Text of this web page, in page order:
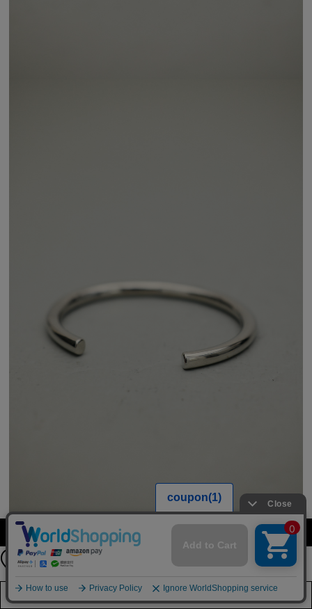
カラーを選択する（フリーサイズ）
店舗在庫を見る
【期間限定】
新規会員登録キャンペーン開催！
8月31日（月）23：59まで
詳しくは
こちら